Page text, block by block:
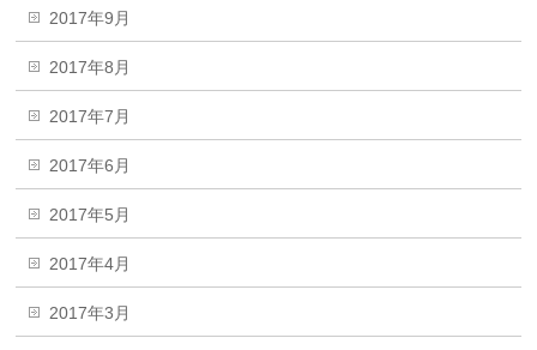
2017年9月
2017年8月
2017年7月
2017年6月
2017年5月
2017年4月
2017年3月